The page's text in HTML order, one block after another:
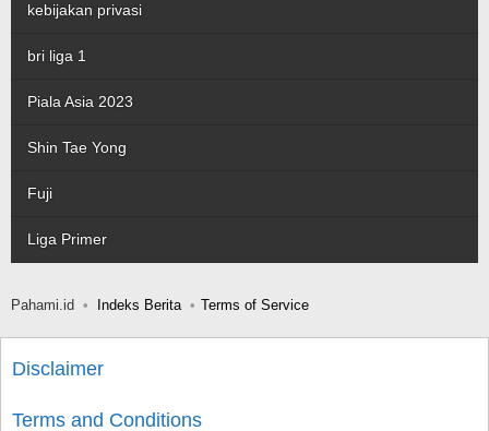
kebijakan privasi
bri liga 1
Piala Asia 2023
Shin Tae Yong
Fuji
Liga Primer
Pahami.id Indeks Berita Terms of Service
Disclaimer
Terms and Conditions